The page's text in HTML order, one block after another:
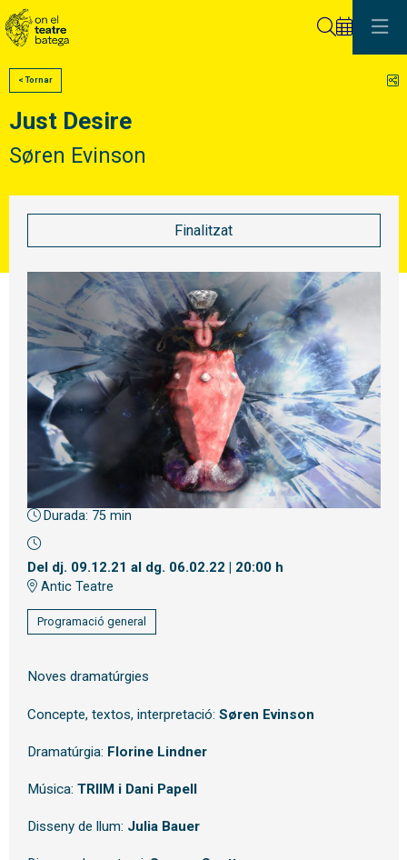
< Tornar
Just Desire
Søren Evinson
Finalitzat
Diapositiva 1 de 1
Durada: 75 min
Del dj. 09.12.21 al dg. 06.02.22 | 20:00 h
Antic Teatre
Programació general
Noves dramatúrgies
Concepte, textos, interpretació: Søren Evinson
Dramatúrgia: Florine Lindner
Música: TRIIM i Dani Papell
Disseny de llum: Julia Bauer